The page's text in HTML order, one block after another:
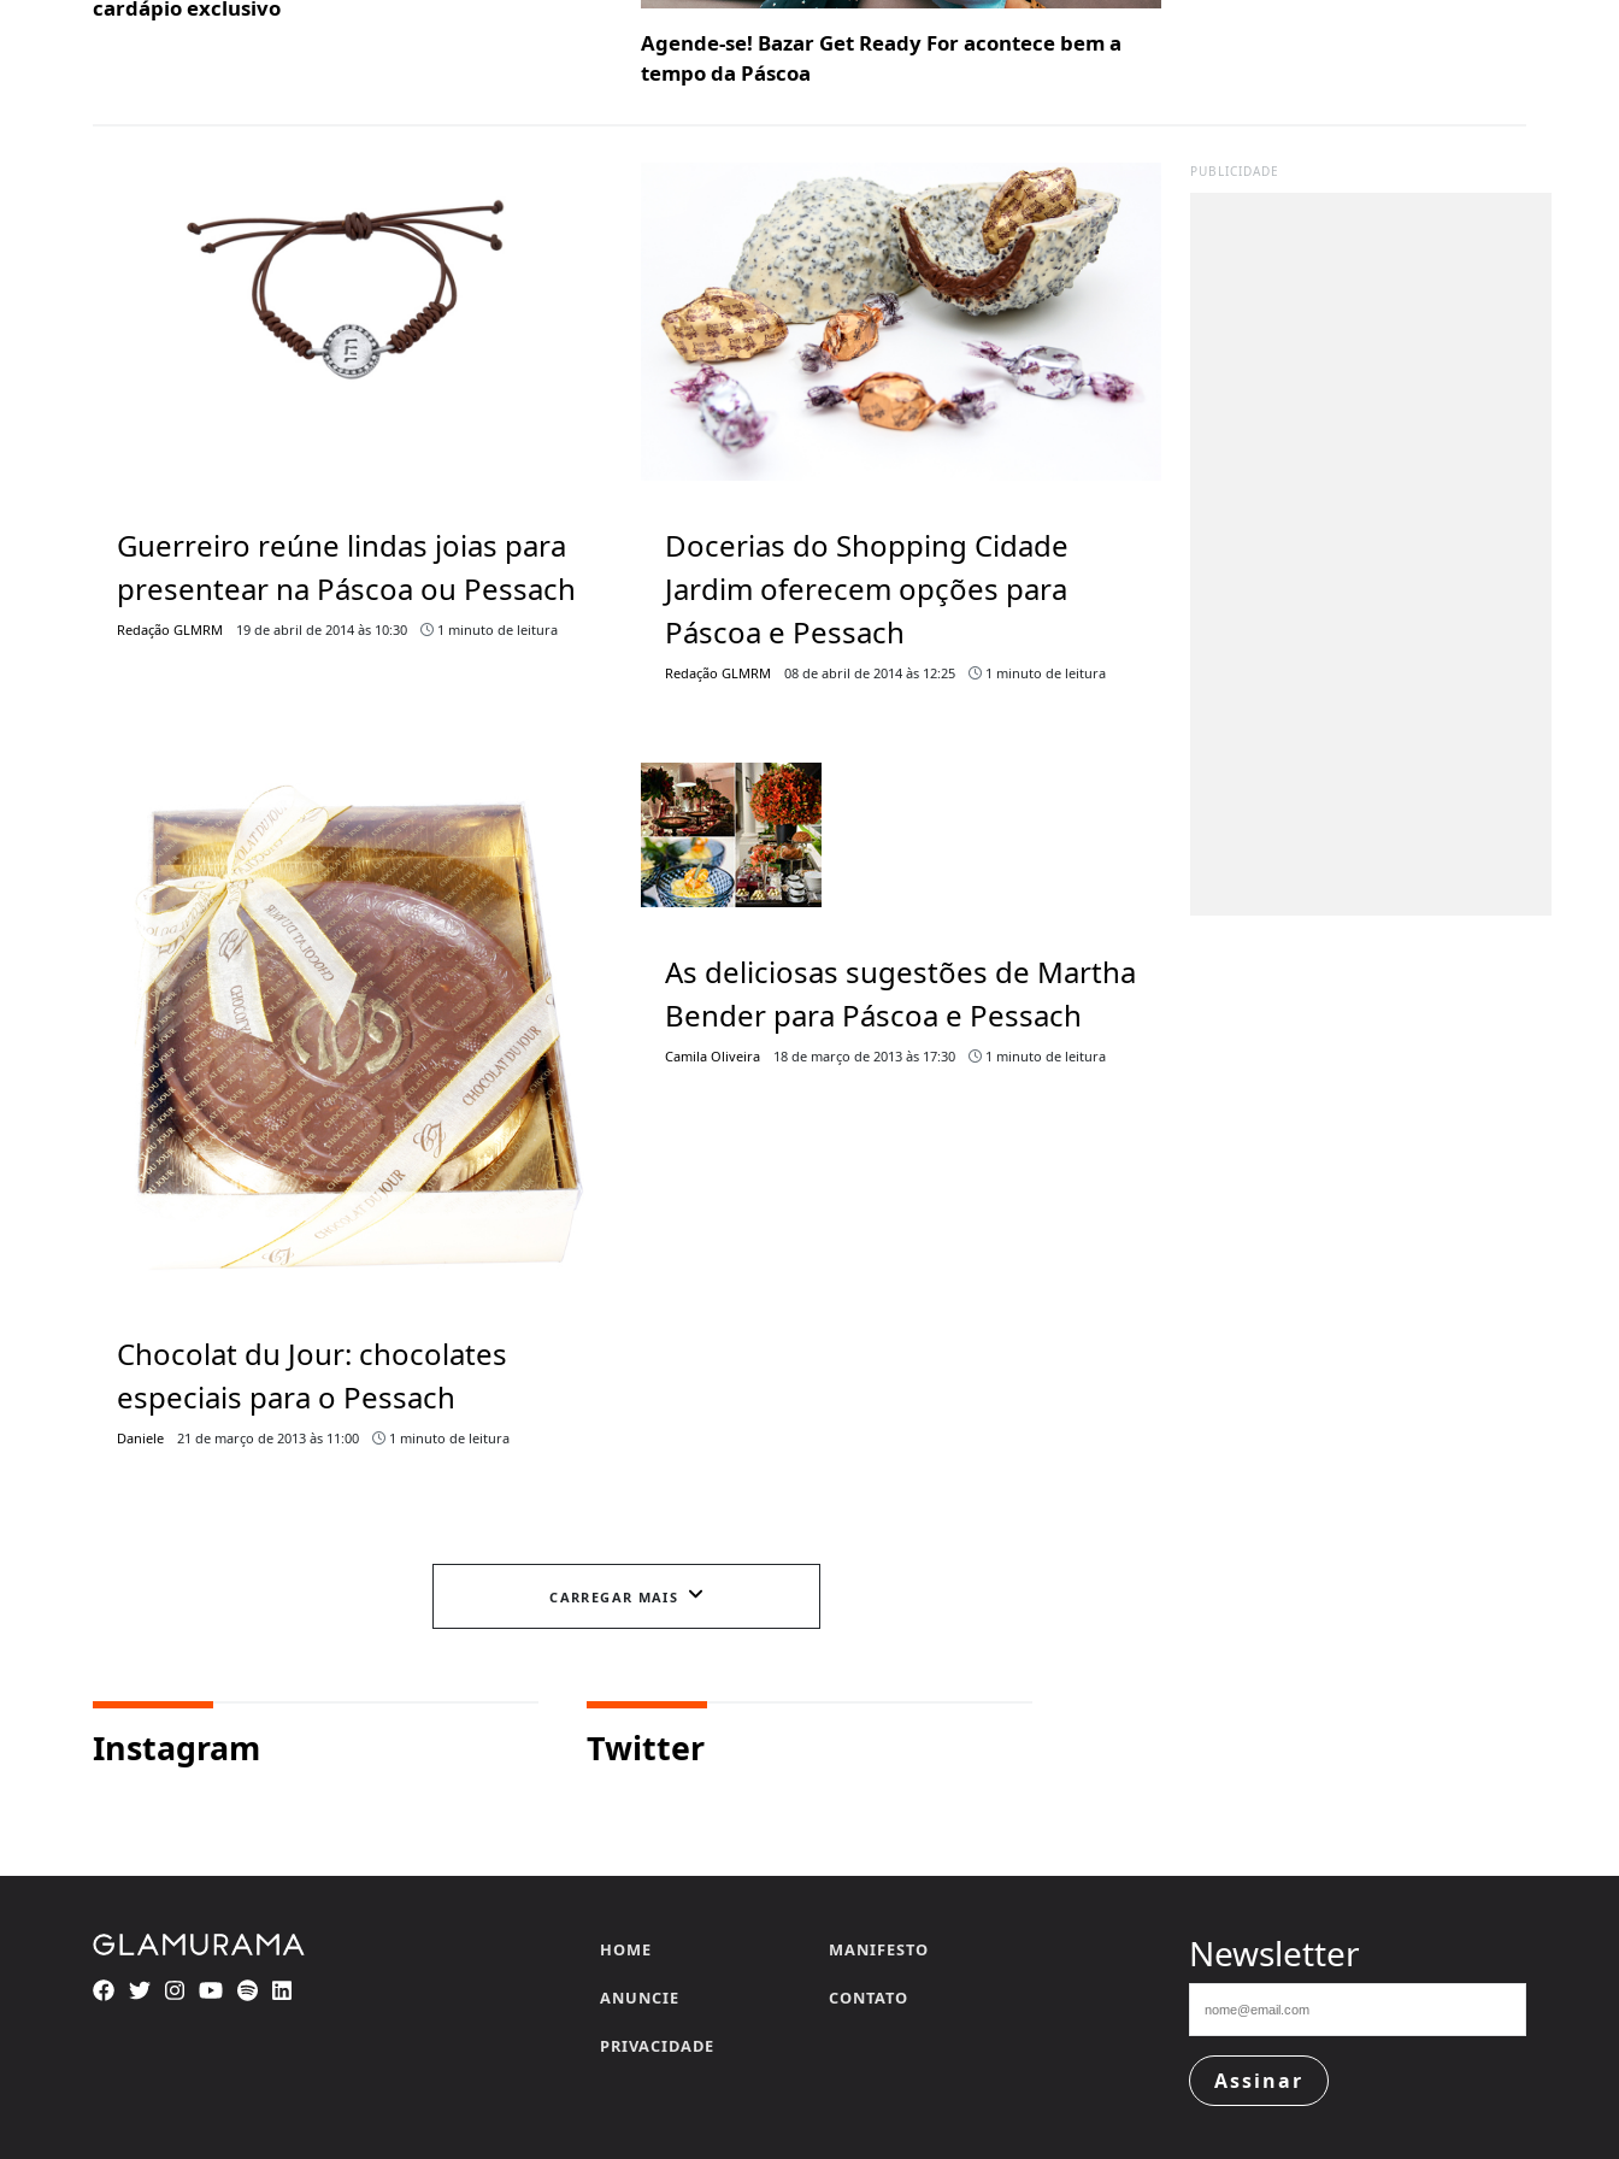
cardápio exclusivo
Agende-se! Bazar Get Ready For acontece bem a
tempo da Páscoa
Guerreiro reúne lindas joias para
presentear na Páscoa ou Pessach
Redação GLMRM 19 de abril de 2014 às 10:30 1 minuto de leitura
Docerias do Shopping Cidade
Jardim oferecem opções para
Páscoa e Pessach
Redação GLMRM 08 de abril de 2014 às 12:25 1 minuto de leitura
Chocolat du Jour: chocolates
especiais para o Pessach
Daniele 21 de março de 2013 às 11:00 1 minuto de leitura
As deliciosas sugestões de Martha
Bender para Páscoa e Pessach
Camila Oliveira 18 de março de 2013 às 17:30 1 minuto de leitura
CARREGAR MAIS
PUBLICIDADE
Instagram Twitter
HOME MANIFESTO
ANUNCIE CONTATO
PRIVACIDADE
Newsletter